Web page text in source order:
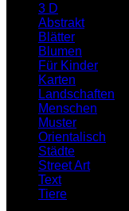
3 D
Abstrakt
Blätter
Blumen
Für Kinder
Karten
Landschaften
Menschen
Muster
Orientalisch
Städte
Street Art
Text
Tiere